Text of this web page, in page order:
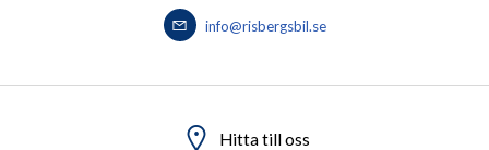
info@risbergsbil.se
Hitta till oss